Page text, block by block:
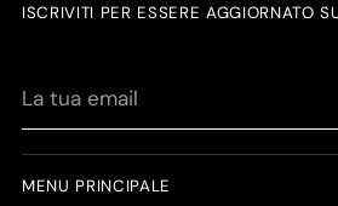
ISCRIVITI PER ESSERE AGGIORNATO
tua
MENU PRINCIPALE